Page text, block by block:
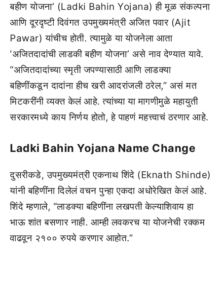
बहीण योजना’ (Ladki Bahin Yojana) ही मूळ संकल्पना
आणि दूरदृष्टी दिवंगत उपमुख्यमंत्री अजित पवार (Ajit
Pawar) यांचीच होती. त्यामुळे या योजनेला आता
‘अजितदादांची लाडकी बहीण योजना’ असे नाव देण्यात यावे.
“अजितदादांच्या स्मृती जपण्यासाठी आणि लाडक्या
बहिणींकडून दादांना हीच खरी आदरांजली ठरेल,” असं मत
मिटकरींनी व्यक्त केलं आहे. त्यांच्या या मागणीमुळे महायुती
सरकारमध्ये काय निर्णय होतो, हे पाहणं महत्त्वाचं ठरणार आहे.
Ladki Bahin Yojana Name Change
दुसरीकडे, उपमुख्यमंत्री एकनाथ शिंदे (Eknath Shinde)
यांनी बहिणींना दिलेलं वचन पुन्हा एकदा अधोरेखित केलं आहे.
शिंदे म्हणाले, “लाडक्या बहिणींना लखपती केल्याशिवाय हा
भाऊ शांत बसणार नाही. आम्ही लवकरच या योजनेची रक्कम
वाढवून २१०० रुपये करणार आहोत.”